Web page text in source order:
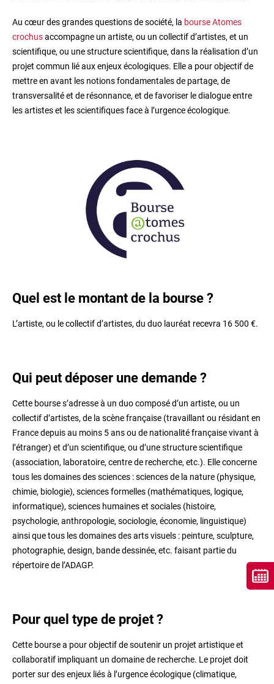
Au cœur des grandes questions de société, la bourse Atomes
crochusaccompagne un artiste, ou un collectif d’artistes, et un
scientifique, ou une structure scientifique, dans la réalisation d’un
projet commun lié aux enjeux écologiques. Elle a pour objectif de
mettre en avant les notions fondamentales de partage, de
transversalité et de résonnance, et de favoriser le dialogue entre
les artistes et les scientifiques face à l’urgence écologique.
Quel est le montant de la bourse ?
L’artiste, ou le collectif d’artistes, du duo lauréat recevra 16 500 €.
Qui peut déposer une demande ?
Cette bourse s’adresse à un duo composé d’un artiste, ou un
collectif d’artistes, de la scène française (travaillant ou résidant en
France depuis au moins 5 ans ou de nationalité française vivant à
l’étranger) et d’un scientifique, ou d’une structure scientifique
(association, laboratoire, centre de recherche, etc.). Elle concerne
tous les domaines des sciences : sciences de la nature (physique,
chimie, biologie), sciences formelles (mathématiques, logique,
informatique), sciences humaines et sociales (histoire,
psychologie, anthropologie, sociologie, économie, linguistique)
ainsi que tous les domaines des arts visuels : peinture, sculpture,
photographie, design, bande dessinée, etc. faisant partie du
répertoire de l’ADAGP.
Pour quel type de projet ?
Cette bourse a pour objectif de soutenir un projet artistique et
collaboratif impliquant un domaine de recherche. Le projet doit
porter sur des enjeux liés à l’urgence écologique (climatique,